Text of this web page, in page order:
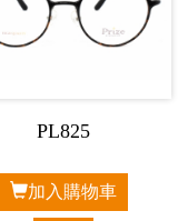
PL825
加入購物車